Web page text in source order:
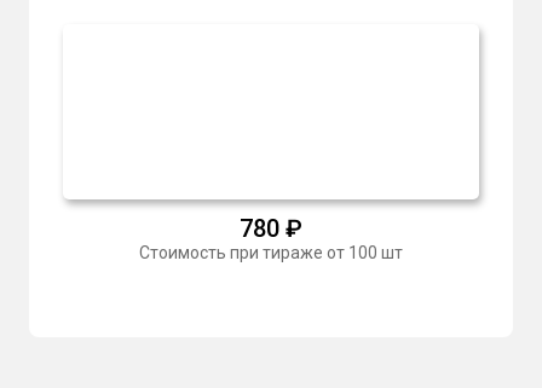
780 ₽
Стоимость при тираже от 100 шт